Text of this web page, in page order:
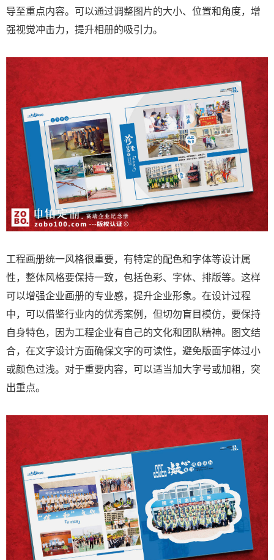
导至重点内容。可以通过调整图片的大小、位置和角度，增
强视觉冲击力，提升相册的吸引力。
工程画册统一风格很重要，有特定的配色和字体等设计属
性，整体风格要保持一致，包括色彩、字体、排版等。这样
可以增强企业画册的专业感，提升企业形象。在设计过程
中，可以借鉴行业内的优秀案例，但切勿盲目模仿，要保持
自身特色，因为工程企业有自己的文化和团队精神。图文结
合，在文字设计方面确保文字的可读性，避免版面字体过小
或颜色过浅。对于重要内容，可以适当加大字号或加粗，突
出重点。